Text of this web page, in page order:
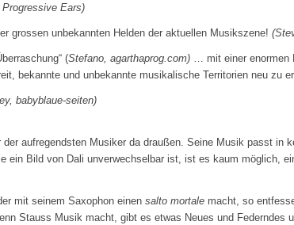
Progressive Ears)
grossen unbekannten Helden der aktuellen Musikszene!
(Stefano, agarthaprog.com) … mit einer enormen
bekannte und unbekannte musikalische Territorien neu zu
babyblaue-seiten)
aufregendsten Musiker da draußen. Seine Musik passt
Bild von Dali unverwechselbar ist, ist es kaum möglich,
mit seinem Saxophon einen salto mortale macht, so
Stauss Musik macht, gibt es etwas Neues und Federndes